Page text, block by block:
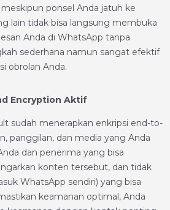
ponsel Anda jatuh ke
lain tidak bisa langsung membuka
Anda di WhatsApp tanpa
sederhana namun sangat efektif
obrolan Anda.
Encryption Aktif
sudah menerapkan enkripsi end-to-
panggilan, dan media yang Anda
dan penerima yang bisa
konten tersebut, dan tidak
WhatsApp sendiri) yang bisa
keamanan optimal, Anda